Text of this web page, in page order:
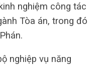
nghiệm công tác
Tòa án, trong đó
nghiệp vụ năng